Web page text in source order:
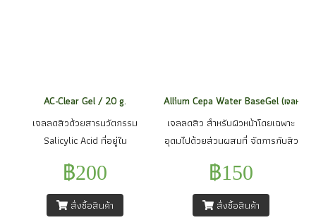
AC-Clear Gel / 20 g.
เจลลดสิวด้วยสารนวัตกรรม
Salicylic Acid ที่อยู่ใน
แพ้เพราะจะค่อยๆปลดปล่อยสา
รสาคัญออกมาอย่างช้า ช่วยลดสิว
ผลัดเซลล์ผิวอ่อนๆ เผยผิวหน้าที่
฿200
สั่งซื้อสินค้า
Allium Cepa Water BaseGel (เจลหอม
เจลลดสิว สำหรับผิวหน้าโดยเฉพาะ
อุดมไปด้วยส่วนผสมที่ จัดการกับสิว
สกัดจากหอมแดง , สารสกัดว่านห่าง
จระเข้, สารสกัดจากแตงกวาที่จะ
ช่วยยับยั้งเชื้อแบคทีเรียต่างๆ ลด
฿150
สั่งซื้อสินค้า